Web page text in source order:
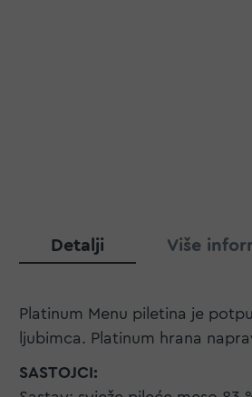
Detalji
Platinum Menu piletina je
ljubimca. Platinum hrana
SASTOJCI:
Više